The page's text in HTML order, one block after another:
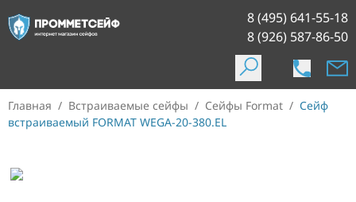
8 (495) 641-55-18
8 (926) 587-86-50
Главная / Встраиваемые сейфы / Сейфы Format / Сейф
встраиваемый FORMAT WEGA-20-380.EL